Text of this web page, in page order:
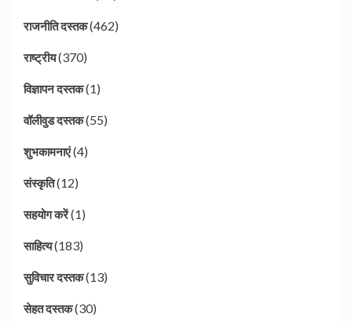
राजनीति दस्तक(462)
राष्ट्रीय(370)
विज्ञापन दस्तक(1)
वॉलीवुड दस्तक(55)
शुभकामनाएं(4)
संस्कृति(12)
सहयोग करें(1)
साहित्य(183)
सुविचार दस्तक(13)
सेहत दस्तक(30)